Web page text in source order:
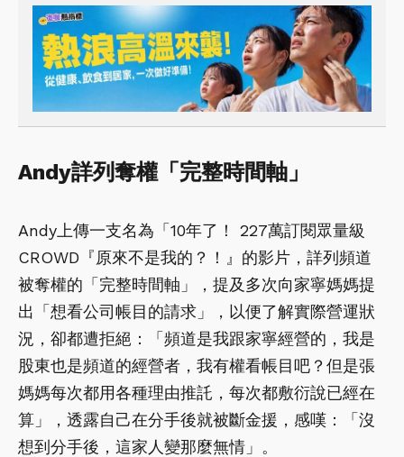
Andy詳列奪權「完整時間軸」
Andy上傳一支名為「10年了！ 227萬訂閱眾量級
CROWD『原來不是我的？！』的影片，詳列頻道
被奪權的「完整時間軸」，提及多次向家寧媽媽提
出「想看公司帳目的請求」，以便了解實際營運狀
況，卻都遭拒絕：「頻道是我跟家寧經營的，我是
股東也是頻道的經營者，我有權看帳目吧？但是張
媽媽每次都用各種理由推託，每次都敷衍說已經在
算」，透露自己在分手後就被斷金援，感嘆：「沒
想到分手後，這家人變那麼無情」。